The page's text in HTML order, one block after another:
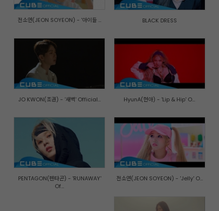
전소연(JEON SOYEON) - '아이들 ... BLACK DRESS
JO KWON(조권) - '새벽' Official... HyunA(현아) - 'Lip & Hip' O...
PENTAGON(펜타곤) - 'RUNAWAY'
Of...
전소연(JEON SOYEON) - 'Jelly' O...